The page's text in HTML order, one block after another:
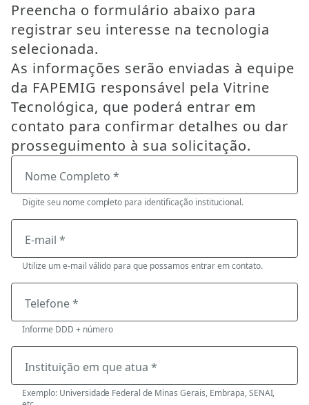
Preencha o formulário abaixo para
registrar seu interesse na tecnologia
selecionada.
As informações serão enviadas à equipe
da FAPEMIG responsável pela Vitrine
Tecnológica, que poderá entrar em
contato para confirmar detalhes ou dar
prosseguimento à sua solicitação.
Nome Completo *
Digite seu nome completo para identificação institucional.
E-mail *
Utilize um e-mail válido para que possamos entrar em contato.
Telefone *
Informe DDD + número
Instituição em que atua *
Exemplo: Universidade Federal de Minas Gerais, Embrapa, SENAI,